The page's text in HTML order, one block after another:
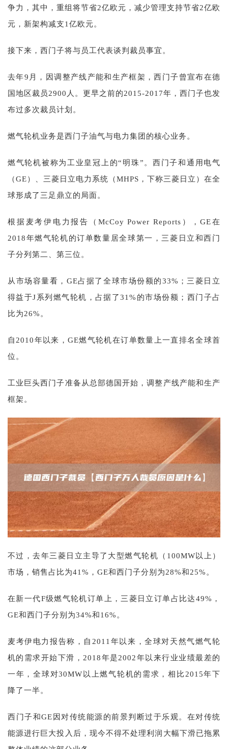
争力，其中，重组将节省2亿欧元，减少管理支持节省2亿欧
元，新架构减支1亿欧元。
接下来，西门子将与员工代表谈判裁员事宜。
去年9月，因调整产线产能和生产框架，西门子曾宣布在德
国地区裁员2900人。更早之前的2015-2017年，西门子也发
布过多次裁员计划。
燃气轮机业务是西门子油气与电力集团的核心业务。
燃气轮机被称为工业皇冠上的“明珠”。西门子和通用电气
（GE）、三菱日立电力系统（MHPS，下称三菱日立）在全
球形成了三足鼎立的局面。
根据麦考伊电力报告（McCoy Power Reports），GE在
2018年燃气轮机的订单数量居全球第一，三菱日立和西门
子分列第二、第三位。
从市场容量看，GE占据了全球市场份额的33%；三菱日立
得益于J系列燃气轮机，占据了31%的市场份额；西门子占
比为26%。
自2010年以来，GE燃气轮机在订单数量上一直排名全球首
位。
工业巨头西门子准备从总部德国开始，调整产线产能和生产
框架。
不过，去年三菱日立主导了大型燃气轮机（100MW以上）
市场，销售占比为41%，GE和西门子分别为28%和25%。
在新一代F级燃气轮机订单上，三菱日立订单占比达49%，
GE和西门子分别为34%和16%。
麦考伊电力报告称，自2011年以来，全球对天然气燃气轮
机的需求开始下滑，2018年是2002年以来行业业绩最差的
一年，全球对30MW以上燃气轮机的需求，相比2015年下
降了一半。
西门子和GE因对传统能源的前景判断过于乐观。在对传统
能源进行巨大投入后，现今不得不处理利润大幅下滑已拖累